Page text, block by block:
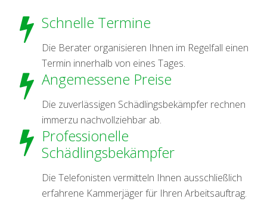
Schnelle Termine
Die Berater organisieren Ihnen im Regelfall einen
Termin innerhalb von eines Tages.
Angemessene Preise
Die zuverlässigen Schädlingsbekämpfer rechnen
immerzu nachvollziehbar ab.
Professionelle
Schädlingsbekämpfer
Die Telefonisten vermitteln Ihnen ausschließlich
erfahrene Kammerjäger für Ihren Arbeitsauftrag.